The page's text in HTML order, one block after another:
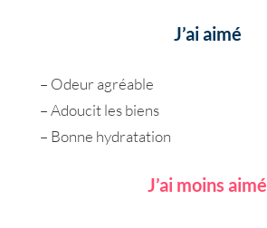
J’ai aimé
– Odeur agréable
– Adoucit les biens
– Bonne hydratation
J’ai moins aimé